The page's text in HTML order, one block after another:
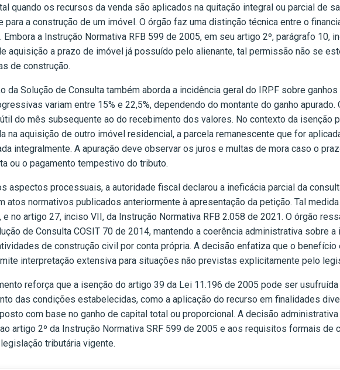
quando os recursos da venda são aplicados na quitação integral ou parcial de
para a construção de um imóvel. O órgão faz uma distinção técnica entre o
Embora a Instrução Normativa RFB 599 de 2005, em seu artigo 2º, parágrafo
aquisição a prazo de imóvel já possuído pelo alienante, tal permissão não se
de construção.
da Solução de Consulta também aborda a incidência geral do IRPF sobre
variam entre 15% e 22,5%, dependendo do montante do ganho
do mês subsequente ao do recebimento dos valores. No contexto da isenção
na aquisição de outro imóvel residencial, a parcela remanescente que for
integralmente. A apuração deve observar os juros e multas de mora caso o
ou o pagamento tempestivo do tributo.
aspectos processuais, a autoridade fiscal declarou a ineficácia parcial da
atos normativos publicados anteriormente à apresentação da petição. Tal
e no artigo 27, inciso VII, da Instrução Normativa RFB 2.058 de 2021. O órgão
de Consulta COSIT 70 de 2014, mantendo a coerência administrativa
de construção civil por conta própria. A decisão enfatiza que o benefício
interpretação extensiva para situações não previstas explicitamente pelo
reforça que a isenção do artigo 39 da Lei 11.196 de 2005 pode ser
das condições estabelecidas, como a aplicação do recurso em finalidades
com base no ganho de capital total ou proporcional. A decisão
artigo 2º da Instrução Normativa SRF 599 de 2005 e aos requisitos formais
tributária vigente.